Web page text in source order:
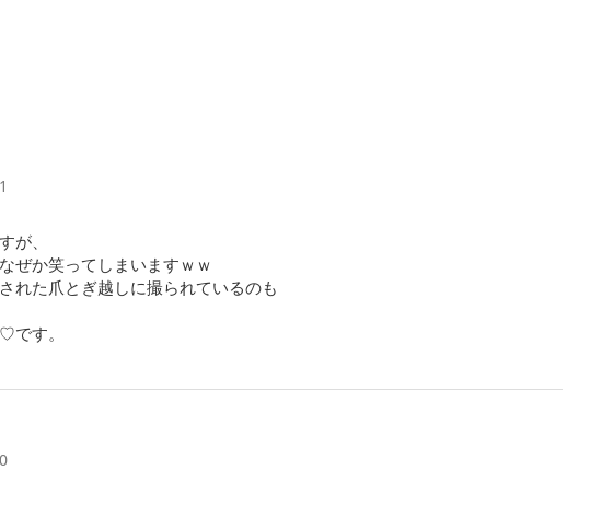
が、
ぜか笑ってしまいますｗｗ
れた爪とぎ越しに撮られているのも
です。